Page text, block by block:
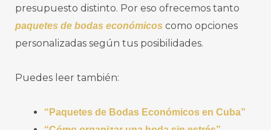
presupuesto distinto. Por eso ofrecemos tanto
paquetes de bodas económicos como opciones
personalizadas según tus posibilidades.
Puedes leer también:
“Paquetes de Bodas Económicos en Cuba”